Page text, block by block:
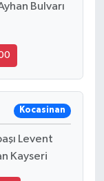
Bulvarı
Kocasinan
Levent
Kayseri